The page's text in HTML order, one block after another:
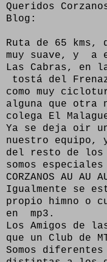
Queridos
Blog:
Ruta de 65
muy suave, y a
Las Cabras,
tostá del
como muy
alguna que otra
colega El
Ya se deja oir
nuestro equipo,
del resto de los
somos especiales
CORZANOS AU AU
Igualmente se
propio himno o
en mp3.
Los Amigos de
que un Club de
Somos diferentes